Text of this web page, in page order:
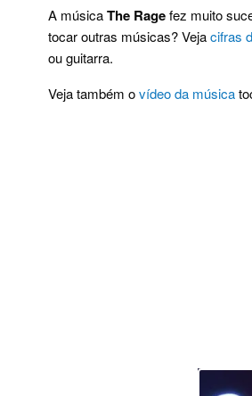
A músicaThe Ragefez muito
tocar outras músicas? Vejacifras
ou guitarra.
Veja também ovídeo da música